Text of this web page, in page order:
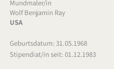
Mundmaler/in
Wolf Benjamin Ray
USA
Geburtsdatum: 31.05.1968
Stipendiat/in seit: 01.12.1983